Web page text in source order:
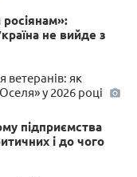
не вийде з
ветеранів: як
у 2026 році
підприємства
і до чого